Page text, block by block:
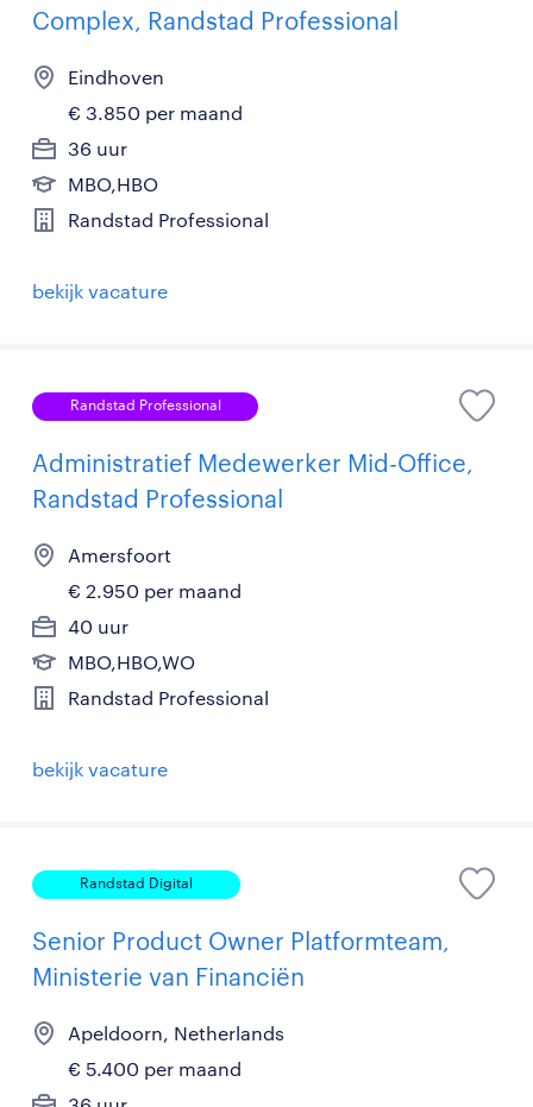
Complex, Randstad Professional
Eindhoven
€ 3.850 per maand
36 uur
MBO,HBO
Randstad Professional
bekijk vacature
Randstad Professional
Administratief Medewerker Mid-Office,
Randstad Professional
Amersfoort
€ 2.950 per maand
40 uur
MBO,HBO,WO
Randstad Professional
bekijk vacature
Randstad Digital
Senior Product Owner Platformteam,
Ministerie van Financiën
Apeldoorn, Netherlands
€ 5.400 per maand